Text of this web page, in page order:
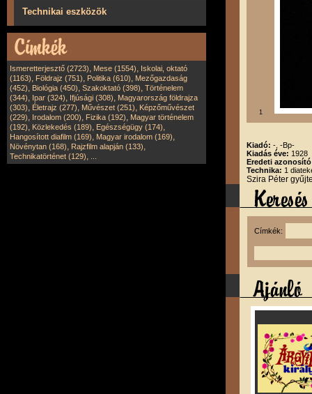
Technikai eszközök
Ismeretterjesztő (2723), Mese (1554), Iskolai, oktató
(1163), Földrajz (751), Politika (610), Mezőgazdaság
(452), Biológia (450), Szakoktató (398), Történelem
(344), Ipar (324), Ifjúsági (308), Magyarország földrajza
(303), Életrajz (277), Művészet (251), Képzőművészet
(229), Irodalom (200), Fizika (192), Magyar történelem
(192), Közlekedés (189), Egészségügy (174),
Hangosított diafilm (169), Magyar irodalom (169),
Növénytan (168), Rajzfilm alapján (133),
Technikatörténet (129),
1
Kiadó: -, -Bp-
Kiadás éve: 1928
Eredeti
Technika: 1
Szira Péter
Címkék: